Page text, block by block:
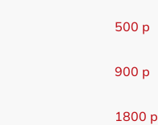
500 р
900 р
1800 р